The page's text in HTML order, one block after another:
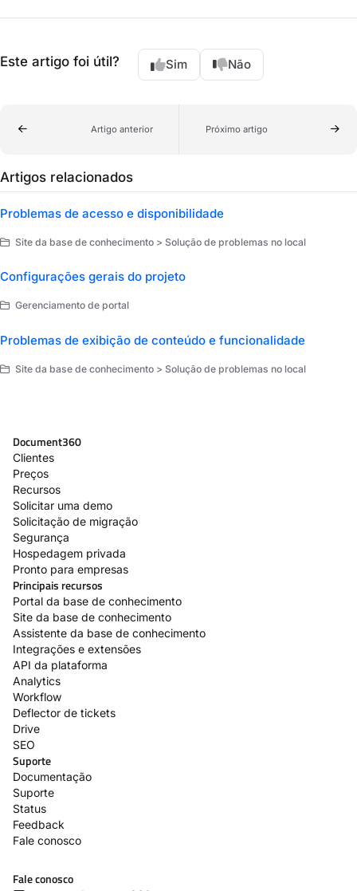
Este artigo foi útil? Sim Não
Artigo anterior Próximo artigo
Artigos relacionados
Problemas de acesso e disponibilidade
Site da base de conhecimento > Solução de problemas no local
Configurações gerais do projeto
Gerenciamento de portal
Problemas de exibição de conteúdo e funcionalidade
Site da base de conhecimento > Solução de problemas no local
Document360
Clientes
Preços
Recursos
Solicitar uma demo
Solicitação de migração
Segurança
Hospedagem privada
Pronto para empresas
Principais recursos
Portal da base de conhecimento
Site da base de conhecimento
Assistente da base de conhecimento
Integrações e extensões
API da plataforma
Analytics
Workflow
Deflector de tickets
Drive
SEO
Suporte
Documentação
Suporte
Status
Feedback
Fale conosco
Fale conosco